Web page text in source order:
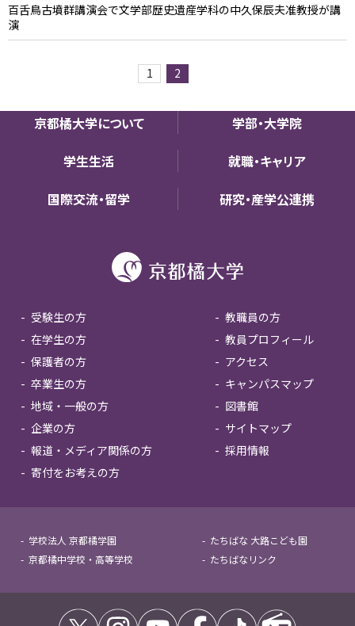
百舌鳥古墳群講演会で文学部歴史遺産学科の中久保辰夫准教授が講
演
1 2
京都橘大学について 学部・大学院
学生生活 就職・キャリア
国際交流・留学 研究・産学公連携
受験生の方
在学生の方
保護者の方
卒業生の方
地域・一般の方
企業の方
報道・メディア関係の方
寄付をお考えの方
教職員の方
教員プロフィール
アクセス
キャンパスマップ
図書館
サイトマップ
採用情報
学校法人 京都橘学園
京都橘中学校・高等学校
たちばな 大路こども園
たちばなリンク